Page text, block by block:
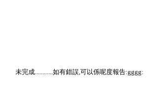
未完成............如有錯誤,可以係呢度報告:gggg: